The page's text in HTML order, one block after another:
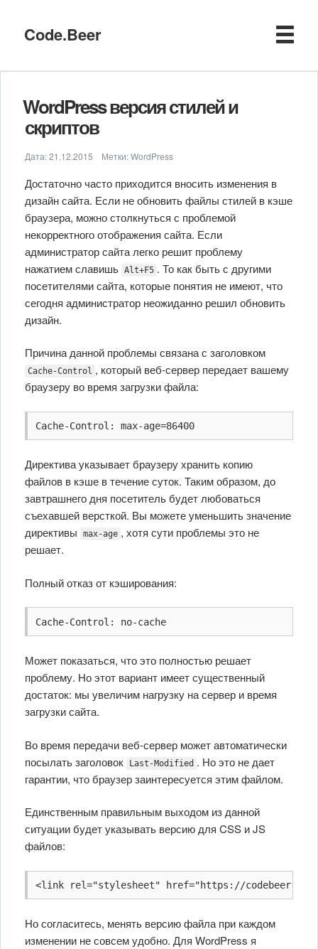
Code.Beer
WordPress версия стилей и
скриптов
Дата:21.12.2015 Метки:WordPress
Достаточно часто приходится вносить изменения в
дизайн сайта. Если не обновить файлы стилей в кэше
браузера, можно столкнуться с проблемой
некорректного отображения сайта. Если
администратор сайта легко решит проблему
нажатием славишь Alt+F5 . То как быть с другими
посетителями сайта, которые понятия не имеют, что
сегодня администратор неожиданно решил обновить
дизайн.
Причина данной проблемы связана с заголовком
Cache-Control , который веб-сервер передает вашему
браузеру во время загрузки файла:
Cache-Control: max-age=86400
Директива указывает браузеру хранить копию
файлов в кэше в течение суток. Таким образом, до
завтрашнего дня посетитель будет любоваться
съехавшей версткой. Вы можете уменьшить значение
директивы
max-age , хотя сути проблемы это не
решает.
Полный отказ от кэширования:
Cache-Control: no-cache
Может показаться, что это полностью решает
проблему. Но этот вариант имеет существенный
достаток: мы увеличим нагрузку на сервер и время
загрузки сайта.
Во время передачи веб-сервер может автоматически
посылать заголовок
Last-Modified . Но это не дает
гарантии, что браузер заинтересуется этим файлом.
Единственным правильным выходом из данной
ситуации будет указывать версию для CSS и JS
файлов:
<link rel="stylesheet" href="https://
Но согласитесь, менять версию файла при каждом
изменении не совсем удобно. Для WordPress я